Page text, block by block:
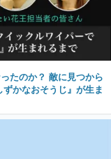
たのか？ 敵に見つから
かなおそうじ』が生ま